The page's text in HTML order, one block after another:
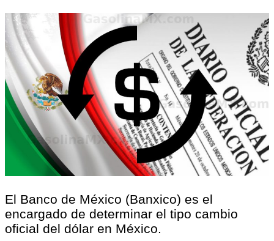
El Banco de México (Banxico) es el
encargado de determinar el tipo cambio
oficial del dólar en México.